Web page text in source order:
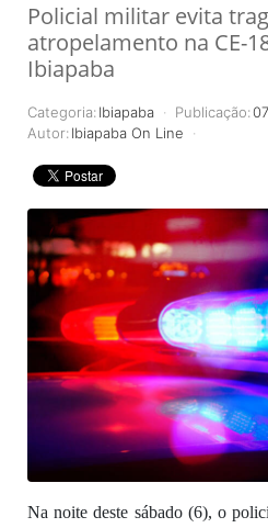
Policial militar evita
atropelamento na CE-
Ibiapaba
Categoria: Ibiapaba Publicação:
Autor: Ibiapaba On Line
Na noite deste sábado (6), o